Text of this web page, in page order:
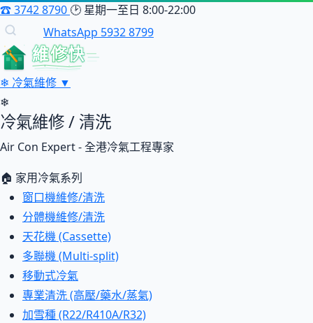
☎3742 8790 🕑 星期一至日 8:00-22:00
WhatsApp 5932 8799
維修快
❄ 冷氣維修 ▼
❄
冷氣維修 / 清洗
Air Con Expert - 全港冷氣工程專家
🏠 家用冷氣系列
窗口機維修/清洗
分體機維修/清洗
天花機 (Cassette)
多聯機 (Multi-split)
移動式冷氣
專業清洗 (高壓/藥水/蒸氣)
加雪種 (R22/R410A/R32)